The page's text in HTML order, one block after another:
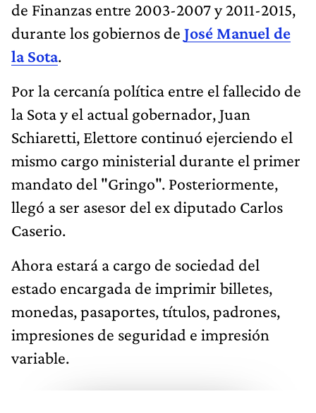
de Finanzas entre 2003-2007 y 2011-2015,
durante los gobiernos de José Manuel de
la Sota.
Por la cercanía política entre el fallecido de
la Sota y el actual gobernador, Juan
Schiaretti, Elettore continuó ejerciendo el
mismo cargo ministerial durante el primer
mandato del "Gringo". Posteriormente,
llegó a ser asesor del ex diputado Carlos
Caserio.
Ahora estará a cargo de sociedad del
estado encargada de imprimir billetes,
monedas, pasaportes, títulos, padrones,
impresiones de seguridad e impresión
variable.